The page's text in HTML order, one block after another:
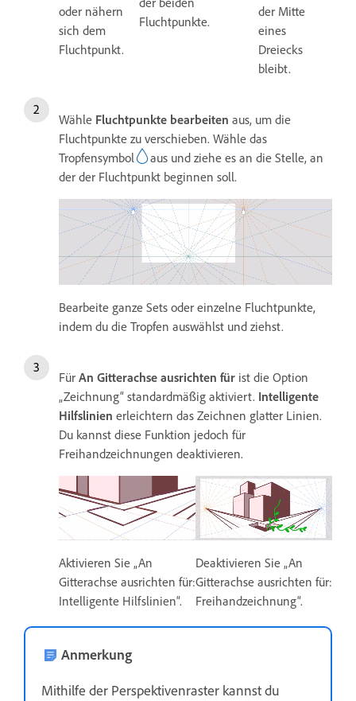
oder nähern
sich dem
Fluchtpunkt.
Fluchtpunkte.
der Mitte
eines
Dreiecks
bleibt.
Wähle Fluchtpunkte bearbeiten aus, um die
Fluchtpunkte zu verschieben. Wähle das
Tropfensymbol
aus und ziehe es an die Stelle, an
der der Fluchtpunkt beginnen soll.
Bearbeite ganze Sets oder einzelne Fluchtpunkte,
indem du die Tropfen auswählst und ziehst.
Für An Gitterachse ausrichten für ist die Option
„Zeichnung“ standardmäßig aktiviert. Intelligente
Hilfslinien erleichtern das Zeichnen glatter Linien.
Du kannst diese Funktion jedoch für
Freihandzeichnungen deaktivieren.
Aktivieren Sie „An
Gitterachse ausrichten für:
Intelligente Hilfslinien“.
Deaktivieren Sie „An
Gitterachse ausrichten für:
Freihandzeichnung“.
Anmerkung
Mithilfe der Perspektivenraster kannst du